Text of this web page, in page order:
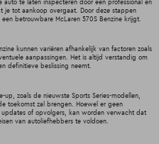
te laten inspecteren door een professional en
je tot aankoop overgaat. Door deze stappen
betrouwbare McLaren 570S Benzine krijgt.
kunnen variëren afhankelijk van factoren zoals
aanpassingen. Het is altijd verstandig om
definitieve beslissing neemt.
up, zoals de nieuwste Sports Series-modellen,
toekomst zal brengen. Hoewel er geen
of opvolgers, kan worden verwacht dat
van autoliefhebbers te voldoen.